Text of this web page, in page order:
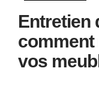
Entretien
comment
vos